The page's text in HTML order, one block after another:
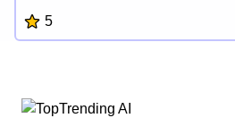
は数分でプロフェッショナルなビデ
飛躍的な成長を実現できます。使用
上を稼ぐことをサポートします。
5